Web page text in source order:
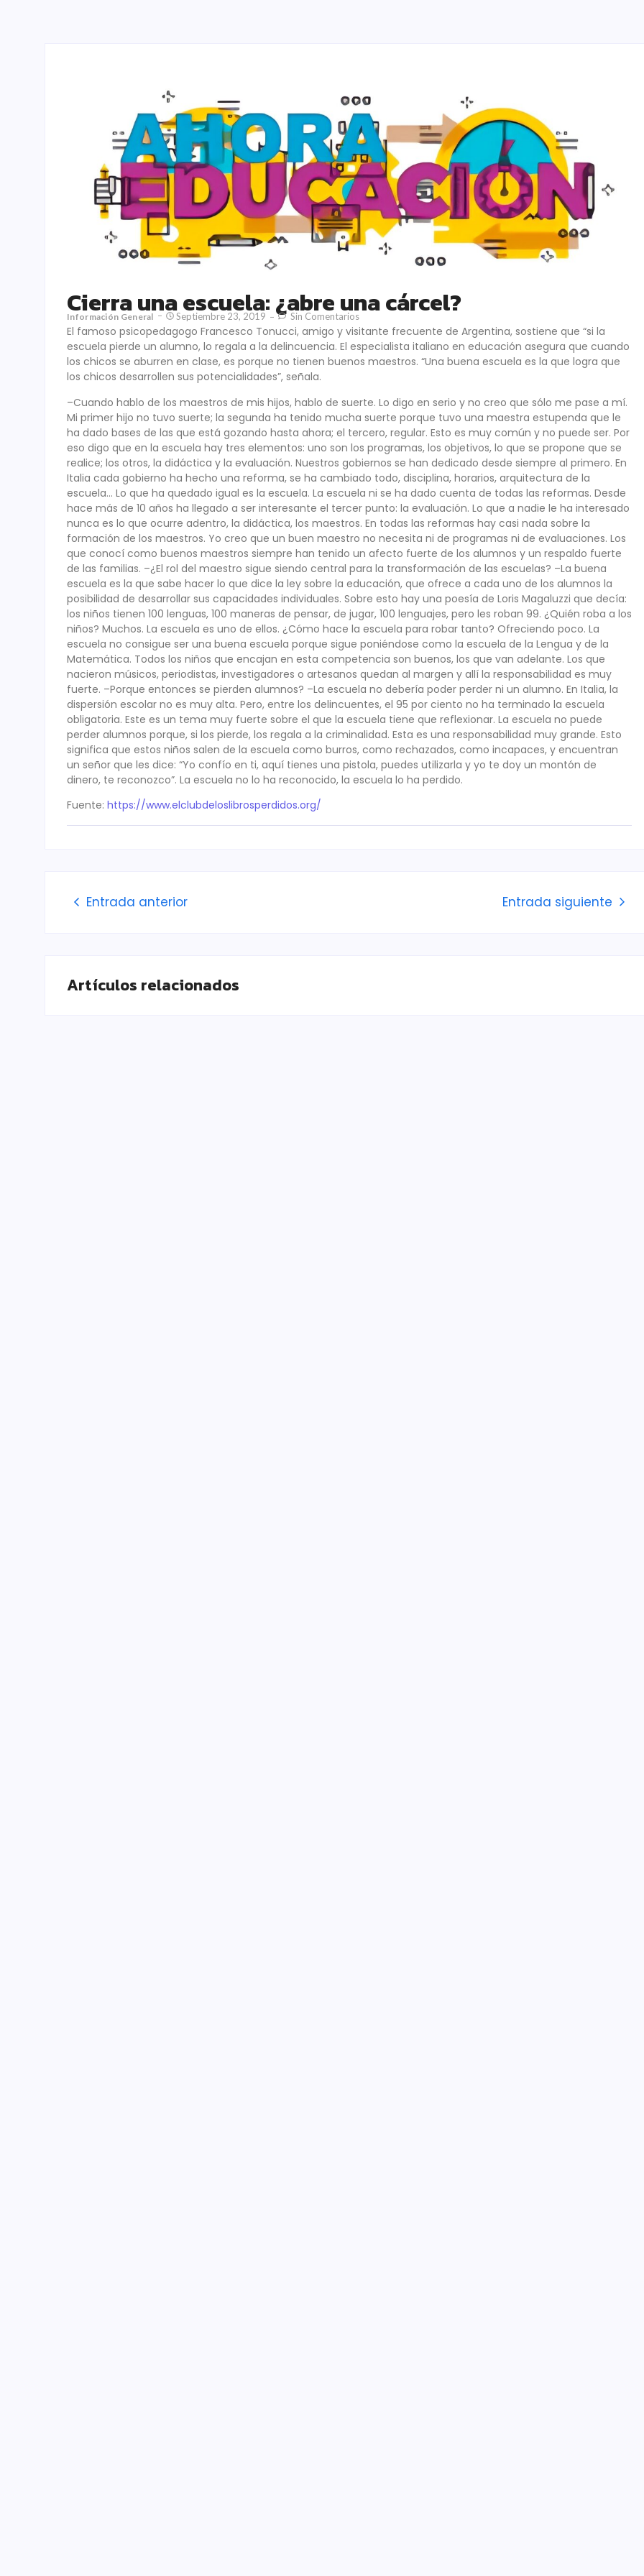
Cierra una escuela: ¿abre una cárcel?
Información General Septiembre 23, 2019 Sin Comentarios
El famoso psicopedagogo Francesco Tonucci, amigo y visitante frecuente de Argentina, sostiene que “si la
escuela pierde un alumno, lo regala a la delincuencia. El especialista italiano en educación asegura que cuando
los chicos se aburren en clase, es porque no tienen buenos maestros. “Una buena escuela es la que logra que
los chicos desarrollen sus potencialidades”, señala.
–Cuando hablo de los maestros de mis hijos, hablo de suerte. Lo digo en serio y no creo que sólo me pase a mí.
Mi primer hijo no tuvo suerte; la segunda ha tenido mucha suerte porque tuvo una maestra estupenda que le
ha dado bases de las que está gozando hasta ahora; el tercero, regular. Esto es muy común y no puede ser. Por
eso digo que en la escuela hay tres elementos: uno son los programas, los objetivos, lo que se propone que se
realice; los otros, la didáctica y la evaluación. Nuestros gobiernos se han dedicado desde siempre al primero. En
Italia cada gobierno ha hecho una reforma, se ha cambiado todo, disciplina, horarios, arquitectura de la
escuela… Lo que ha quedado igual es la escuela. La escuela ni se ha dado cuenta de todas las reformas. Desde
hace más de 10 años ha llegado a ser interesante el tercer punto: la evaluación. Lo que a nadie le ha interesado
nunca es lo que ocurre adentro, la didáctica, los maestros. En todas las reformas hay casi nada sobre la
formación de los maestros. Yo creo que un buen maestro no necesita ni de programas ni de evaluaciones. Los
que conocí como buenos maestros siempre han tenido un afecto fuerte de los alumnos y un respaldo fuerte
de las familias. –¿El rol del maestro sigue siendo central para la transformación de las escuelas? –La buena
escuela es la que sabe hacer lo que dice la ley sobre la educación, que ofrece a cada uno de los alumnos la
posibilidad de desarrollar sus capacidades individuales. Sobre esto hay una poesía de Loris Magaluzzi que decía:
los niños tienen 100 lenguas, 100 maneras de pensar, de jugar, 100 lenguajes, pero les roban 99. ¿Quién roba a los
niños? Muchos. La escuela es uno de ellos. ¿Cómo hace la escuela para robar tanto? Ofreciendo poco. La
escuela no consigue ser una buena escuela porque sigue poniéndose como la escuela de la Lengua y de la
Matemática. Todos los niños que encajan en esta competencia son buenos, los que van adelante. Los que
nacieron músicos, periodistas, investigadores o artesanos quedan al margen y allí la responsabilidad es muy
fuerte. –Porque entonces se pierden alumnos? –La escuela no debería poder perder ni un alumno. En Italia, la
dispersión escolar no es muy alta. Pero, entre los delincuentes, el 95 por ciento no ha terminado la escuela
obligatoria. Este es un tema muy fuerte sobre el que la escuela tiene que reflexionar. La escuela no puede
perder alumnos porque, si los pierde, los regala a la criminalidad. Esta es una responsabilidad muy grande. Esto
significa que estos niños salen de la escuela como burros, como rechazados, como incapaces, y encuentran
un señor que les dice: “Yo confío en ti, aquí tienes una pistola, puedes utilizarla y yo te doy un montón de
dinero, te reconozco”. La escuela no lo ha reconocido, la escuela lo ha perdido.
Fuente: https://www.elclubdeloslibrosperdidos.org/
Entrada anterior Entrada siguiente
Artículos relacionados